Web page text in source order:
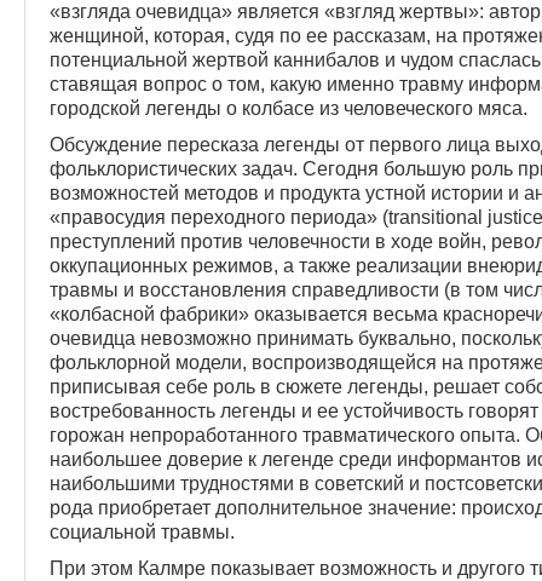
«взгляда очевидца» является «взгляд жертвы»:
женщиной, которая, судя по ее рассказам, на
потенциальной жертвой каннибалов и чудом
ставящая вопрос о том, какую именно травму
городской легенды о колбасе из человеческого мяса.
Обсуждение пересказа легенды от первого лица
фольклористических задач. Сегодня большую роль
возможностей методов и продукта устной истории и
«правосудия переходного периода» (transitional
преступлений против человечности в ходе войн,
оккупационных режимов, а также реализации
травмы и восстановления справедливости (в том
«колбасной фабрики» оказывается весьма
очевидца невозможно принимать буквально,
фольклорной модели, воспроизводящейся на
приписывая себе роль в сюжете легенды, решает
востребованность легенды и ее устойчивость
горожан непроработанного травматического опыта.
наибольшее доверие к легенде среди информантов
наибольшими трудностями в советский и
рода приобретает дополнительное значение:
социальной травмы.
При этом Калмре показывает возможность и другого